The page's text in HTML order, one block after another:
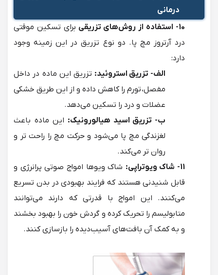
درمانی
10- استفاده از روش‌های تزریقی
برای تسکین موقتی
درد آرتروز مچ پا. دو نوع تزریق در این زمینه وجود
دارد:
الف- تزریق استروئید: تزریق این ماده در داخل
مفصل، تورم را کاهش داده و از این طریق خشکی
عضلات و درد را تسکین می‌دهد.
ب- تزریق اسید هیالورونیک: این ماده باعث
لغزندگی مچ پا می‌شود و حرکت مچ را راحت تر و
روان تر می‌کند.
11- شاک ویوتراپی:
شاک ویوها امواج صوتی پرانرژی و
قابل شنیدنی هستند که فرایند بهبودی در بدن تسریع
می‌کنند. این امواج با قدرتی که دارند می‌توانند
متابولیسم را تحریک کرده و گردش خون را بهبود بخشند
و به کمک آن بافت‌های آسیب‌دیده را بازسازی کنند.